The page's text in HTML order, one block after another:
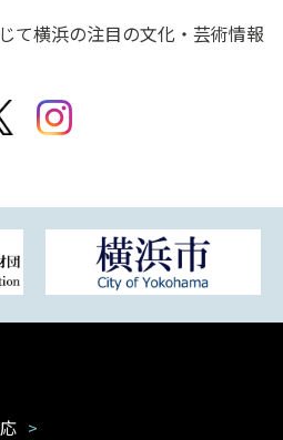
て横浜の注目の文化・芸術情報